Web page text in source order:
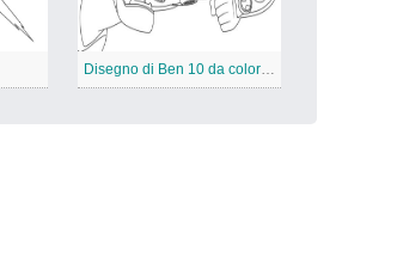
Disegno di Ben 10 da colorare. 1